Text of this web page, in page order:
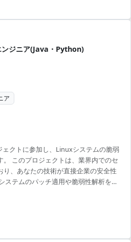
。 ・スキルに応じた報酬でやりがい
ジニア(Java・Python)
ア
クトに参加し、Linuxシステムの脆弱
このプロジェクトは、業界内でのセ
、あなたの技術が直接企業の安全性
ステムのパッチ適用や脆弱性解析を担
うこともありますので、これらの言
また、週に数回のチームミーティン
ミュニケーション環境のもとでプロ